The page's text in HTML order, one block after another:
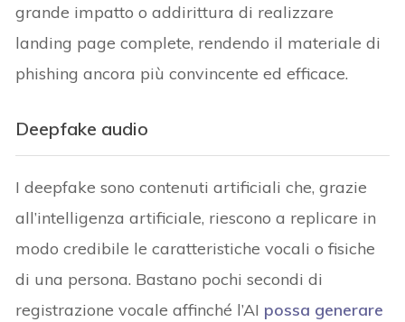
grande impatto o addirittura di realizzare
landing page complete, rendendo il materiale di
phishing ancora più convincente ed efficace.
Deepfake audio
I deepfake sono contenuti artificiali che, grazie
all’intelligenza artificiale, riescono a replicare in
modo credibile le caratteristiche vocali o fisiche
di una persona. Bastano pochi secondi di
registrazione vocale affinché l’AI possa generare